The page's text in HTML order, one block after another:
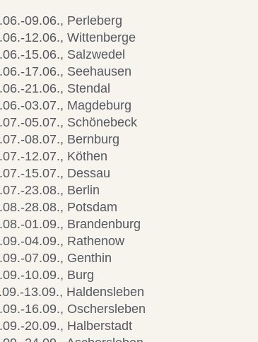
09.06., Perleberg
12.06., Wittenberge
15.06., Salzwedel
17.06., Seehausen
21.06., Stendal
03.07., Magdeburg
05.07., Schönebeck
08.07., Bernburg
12.07., Köthen
15.07., Dessau
23.08., Berlin
28.08., Potsdam
01.09., Brandenburg
04.09., Rathenow
07.09., Genthin
10.09., Burg
13.09., Haldensleben
16.09., Oschersleben
20.09., Halberstadt